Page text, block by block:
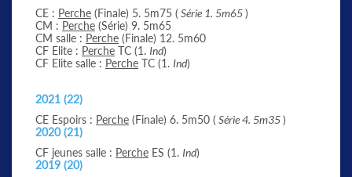
CE : Perche (Finale) 5. 5m75 ( Série 1. 5m65)
CM : Perche (Série) 9. 5m65
CM salle : Perche (Finale) 12. 5m60
CF Elite : Perche TC (1. Ind)
CF Elite salle : Perche TC (1. Ind)
2021 (22)
CE Espoirs : Perche (Finale) 6. 5m50 ( Série 4. 5m35)
2020 (21)
CF jeunes salle : Perche ES (1. Ind)
2019 (20)